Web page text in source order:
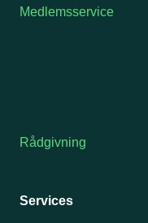
Medlemsservice
Rådgivning
Services